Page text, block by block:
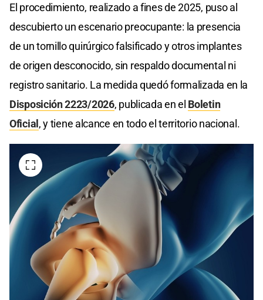
El procedimiento, realizado a fines de 2025, puso al
descubierto un escenario preocupante: la presencia
de un tornillo quirúrgico falsificado y otros implantes
de origen desconocido, sin respaldo documental ni
registro sanitario. La medida quedó formalizada en la
Disposición 2223/2026, publicada en el Boletin
Oficial, y tiene alcance en todo el territorio nacional.